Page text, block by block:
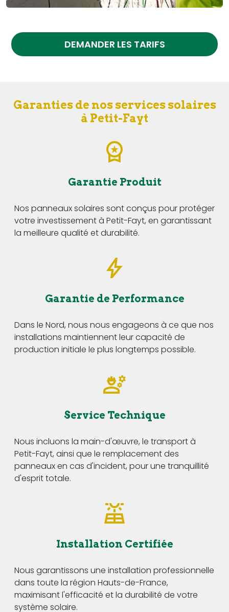
DEMANDER LES TARIFS
Garanties de nos services solaires
à Petit-Fayt
Garantie Produit
Nos panneaux solaires sont conçus pour protéger
votre investissement à Petit-Fayt, en garantissant
la meilleure qualité et durabilité.
Garantie de Performance
Dans le Nord, nous nous engageons à ce que nos
installations maintiennent leur capacité de
production initiale le plus longtemps possible.
Service Technique
Nous incluons la main-d'œuvre, le transport à
Petit-Fayt, ainsi que le remplacement des
panneaux en cas d'incident, pour une tranquillité
d'esprit totale.
Installation Certifiée
Nous garantissons une installation professionnelle
dans toute la région Hauts-de-France,
maximisant l'efficacité et la durabilité de votre
système solaire.